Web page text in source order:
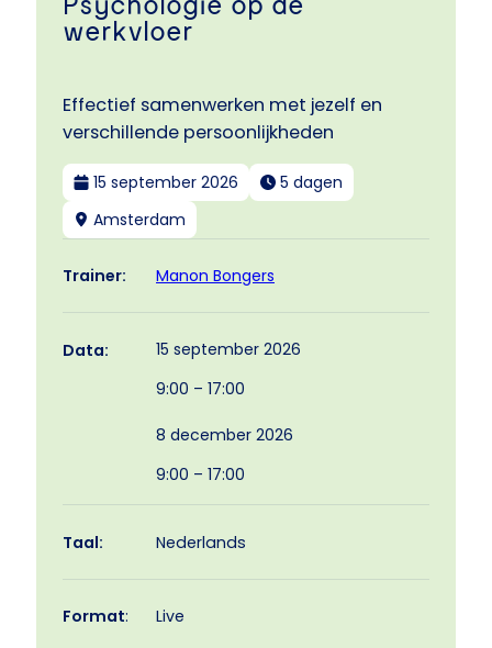
Psychologie op de
werkvloer
Effectief samenwerken met jezelf en
verschillende persoonlijkheden
15 september 2026
5 dagen
Amsterdam
Trainer: Manon Bongers
Data:
15 september 2026
9:00 – 17:00
8 december 2026
9:00 – 17:00
Taal: Nederlands
Format: Live